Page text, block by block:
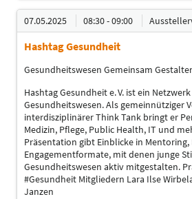
06.05.2025 | 18:00 - 18:30
Lara Ilse Wirbelauer (#Gesundheit )
Referent
Lennart Janzen (#Gesundheit )
Sprache
Deutsch
07.05.2025 08:30 - 09:00
Hashtag Gesundheit
Gesundheitswesen Gemeinsam
Hashtag Gesundheit e. V. ist ein
Gesundheitswesen. Als gemeinnütziger
interdisziplinärer Think Tank bringt er
Medizin, Pflege, Public Health, IT und
Präsentation gibt Einblicke in Mentoring,
Engagementformate, mit denen junge
Gesundheitswesen aktiv mitgestalten.
#Gesundheit Mitgliedern Lara Ilse
Janzen